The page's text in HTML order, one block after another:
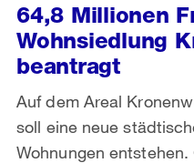
64,8 Millionen
Wohnsiedlung
beantragt
Auf dem Areal
soll eine neue
Wohnungen